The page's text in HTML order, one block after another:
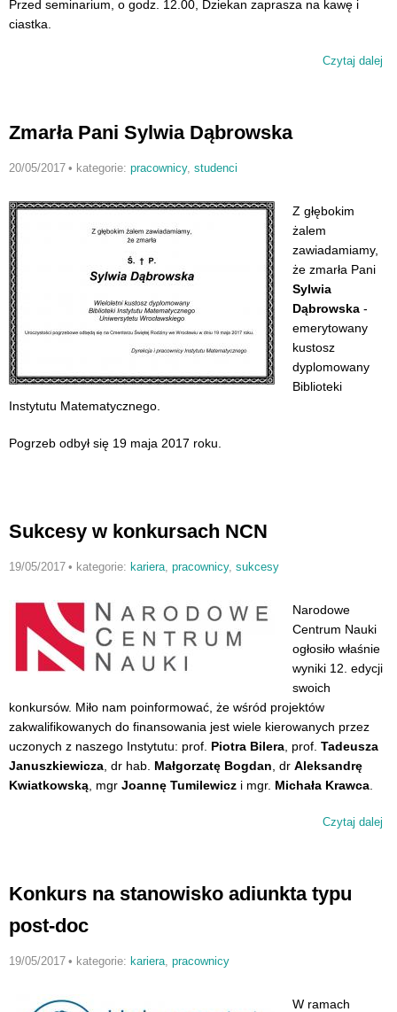
Przed seminarium, o godz. 12.00, Dziekan zaprasza na kawę i
ciastka.
Czytaj dalej
Zmarła Pani Sylwia Dąbrowska
20/05/2017 • kategorie: pracownicy, studenci
Z głębokim
żalem
zawiadamiamy,
że zmarła Pani
Sylwia
Dąbrowska -
emerytowany
kustosz
dyplomowany
Biblioteki
Instytutu Matematycznego.
Pogrzeb odbył się 19 maja 2017 roku.
Sukcesy w konkursach NCN
19/05/2017 • kategorie: kariera, pracownicy, sukcesy
Narodowe
Centrum Nauki
ogłosiło właśnie
wyniki 12. edycji
swoich
konkursów. Miło nam poinformować, że wśród projektów
zakwalifikowanych do finansowania jest wiele kierowanych przez
uczonych z naszego Instytutu: prof. Piotra Bilera , prof. Tadeusza
Januszkiewicza , dr hab. Małgorzatę Bogdan , dr Aleksandrę
Kwiatkowską , mgr Joannę Tumilewicz i mgr. Michała Krawca
Czytaj dalej
Konkurs na stanowisko adiunkta typu
post-doc
19/05/2017 • kategorie: kariera, pracownicy
W ramach